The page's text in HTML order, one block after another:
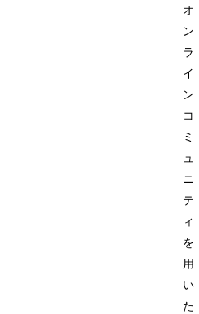
オ
ン
ラ
イ
ン
コ
ミ
ュ
ニ
テ
ィ
を
用
い
た